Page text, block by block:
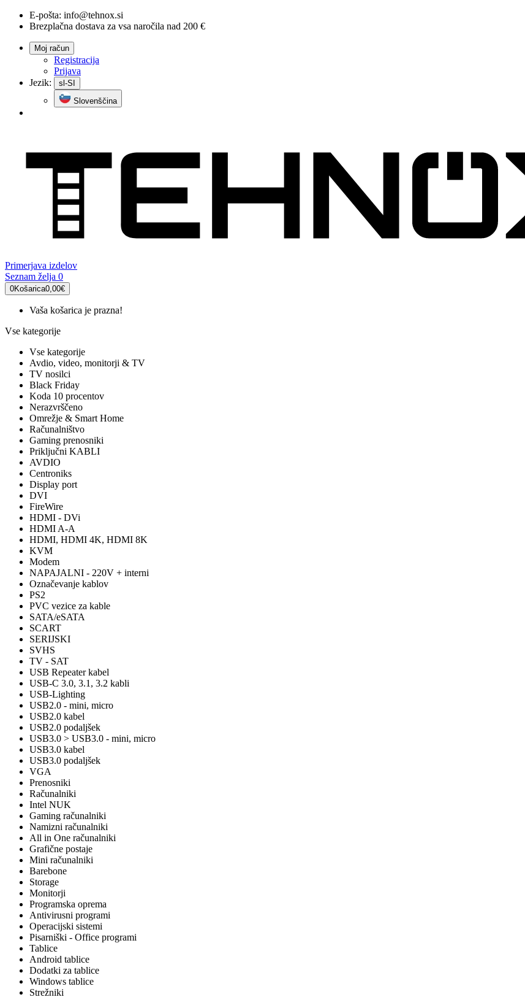
E-pošta: info@tehnox.si
Brezplačna dostava za vsa naročila nad 200 €
Moj račun
Registracija
Prijava
Jezik:
sl-SI
Slovenščina
Primerjava izdelov
Seznam želja 0
0Košarica0,00€
Vaša košarica je prazna!
Vse kategorije
Vse kategorije
Avdio, video, monitorji & TV
TV nosilci
Black Friday
Koda 10 procentov
Nerazvrščeno
Omrežje & Smart Home
Računalništvo
Gaming prenosniki
Priključni KABLI
AVDIO
Centroniks
Display port
DVI
FireWire
HDMI - DVi
HDMI A-A
HDMI, HDMI 4K, HDMI 8K
KVM
Modem
NAPAJALNI - 220V + interni
Označevanje kablov
PS2
PVC vezice za kable
SATA/eSATA
SCART
SERIJSKI
SVHS
TV - SAT
USB Repeater kabel
USB-C 3.0, 3.1, 3.2 kabli
USB-Lighting
USB2.0 - mini, micro
USB2.0 kabel
USB2.0 podaljšek
USB3.0 > USB3.0 - mini, micro
USB3.0 kabel
USB3.0 podaljšek
VGA
Prenosniki
Računalniki
Intel NUK
Gaming računalniki
Namizni računalniki
All in One računalniki
Grafične postaje
Mini računalniki
Barebone
Storage
Monitorji
Programska oprema
Antivirusni programi
Operacijski sistemi
Pisarniški - Office programi
Tablice
Android tablice
Dodatki za tablice
Windows tablice
Strežniki